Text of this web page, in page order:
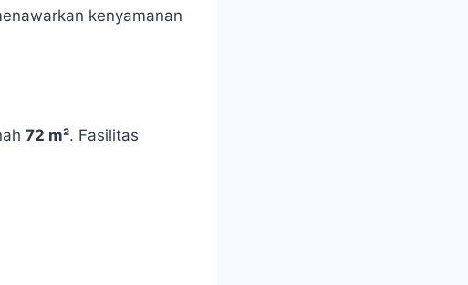
kenyamanan
72 m². Fasilitas